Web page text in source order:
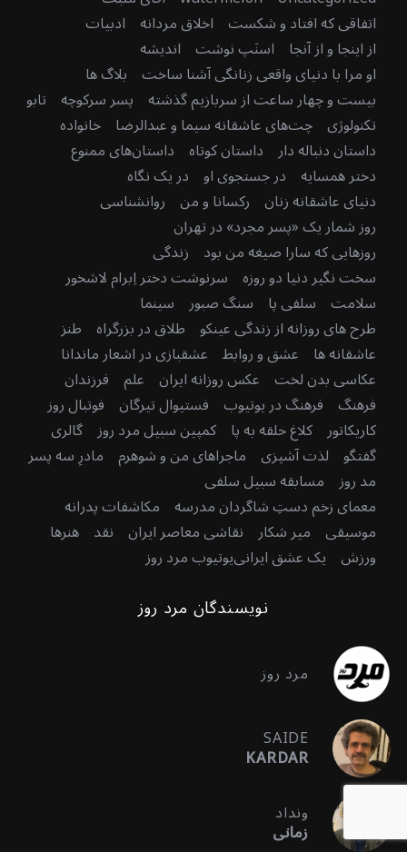
اتفاقی که افتاد و شکست اخلاق مردانه ادبیات
از اینجا و از آنجا اسنَپ نوشت اندیشه
او مرا با دنیای واقعی زنانگی آشنا ساخت بلاگ ها
بیست و چهار ساعت از سربازیم گذشته پسر سرکوچه تابو
تکنولوژی چت‌های عاشقانه سیما و عبدالرضا خانواده
داستان دنباله دار داستان کوتاه داستان‌های ممنوع
دختر همسایه در جستجوی او در یک نگاه
دنیای عاشقانه زنان رکسانا و من روانشناسی
روز شمار یک «پسر مجرد» در تهران
روزهایی که سارا صیغه من بود زندگی
سخت نگیر دنیا دو روزه سرنوشت دختر اِبرام لاشخور
سلامت سلفی پا سنگ صبور سینما
طرح های روزانه از زندگی عینکو طلاق در بزرگراه طنز
عاشقانه ها عشق و روابط عشقبازی در اشعار ماندانا
عکاسی بدن لخت عکس روزانه ایران علم فرزندان
فرهنگ فرهنگ در یوتیوب فستیوال تیرگان فوتبال روز
کاریکاتور کلاغ حلقه به پا کمپین سبیل مرد روز گالری
گفتگو لذت آشپزی ماجراهای من و شوهرم مادرِ سه پسر
مد روز مسابقه سبیل سلفی
معمای زخم دستِ شاگردان مدرسه مکاشفات پدرانه
موسیقی میر شکار نقاشی معاصر ایران نقد هنرها
ورزش یک عشق ایرانییوتیوب مرد روز
نویسندگان مرد روز
مرد روز
SAIDE
KARDAR
ونداد
زمانی